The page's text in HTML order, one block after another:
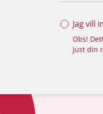
Jag vill
Obs!
just din